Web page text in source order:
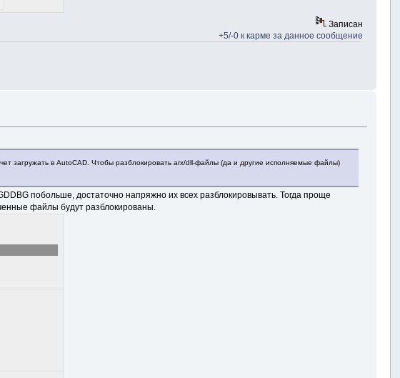
Записан
+5/-0 к карме за данное сообщение
загружать в AutoCAD. Чтобы разблокировать arx/dll-файлы (да и другие исполняемые файлы)
побольше, достаточно напряжно их всех разблокировывать. Тогда проще
файлы будут разблокированы.